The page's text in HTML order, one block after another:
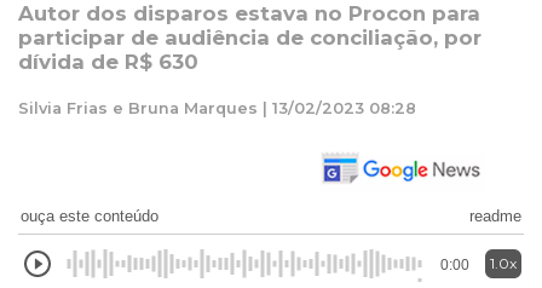
Autor dos disparos estava no Procon para
participar de audiência de conciliação, por
dívida de R$ 630
Silvia Frias e Bruna Marques | 13/02/2023 08:28
ouça este conteúdo readme
0:00 1.0x